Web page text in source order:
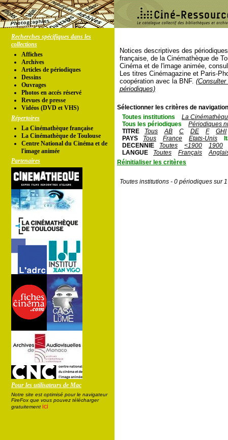
Recherches spécifiques dans les
collections
Affiches
Archives
Articles de périodiques
Dessins
Ouvrages
Photos en accés réservé
Revues de presse
Vidéos (DVD et VHS)
Répertoires
La Cinémathèque française
La Cinémathèque de Toulouse
Centre National du Cinéma et de
l'image animée
Partenaires
Pour les utilisateurs de Mac
Notre site est optimisé pour le navigateur
FireFox que vous pouvez télécharger
gratuitement ici
Notices descriptives des
française, de la Cinémathèque de
Cinéma et de l'image animée,
Les titres Cinémagazine et Paris-
coopération avec la BNF.
périodiques)
Sélectionner les critères de
Toutes institutions
La
Tous les périodiques
Périodiques
TITRE
Tous AB C DE F
GHI
PAYS
Tous France Etats-Unis
DECENNIE
Toutes <1900
1900
LANGUE
Toutes Français
Réinitialiser les critères
Toutes institutions - 0 périodiques sur